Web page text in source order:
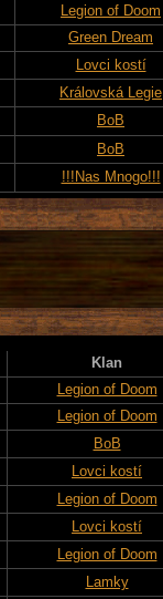
Legion of Doom
Green Dream
Lovci kostí
Královská Legie
BoB
BoB
!!!Nas Mnogo!!!
Klan
Legion of Doom
Legion of Doom
BoB
Lovci kostí
Legion of Doom
Lovci kostí
Legion of Doom
Lamky